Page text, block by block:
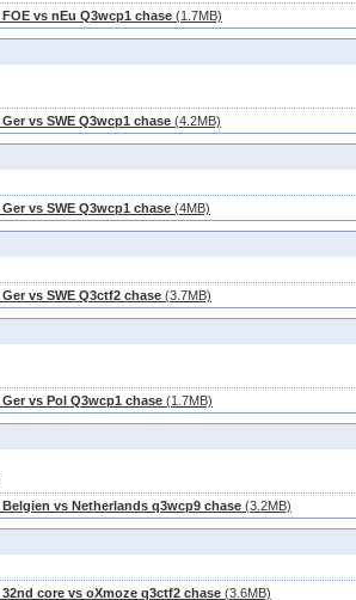
FOE vs nEu Q3wcp1 chase (1.7MB)
Ger vs SWE Q3wcp1 chase (4.2MB)
Ger vs SWE Q3wcp1 chase (4MB)
Ger vs SWE Q3ctf2 chase (3.7MB)
Ger vs Pol Q3wcp1 chase (1.7MB)
Belgien vs Netherlands q3wcp9 chase (3.2MB)
32nd core vs oXmoze q3ctf2 chase (3.6MB)